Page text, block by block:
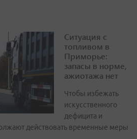
Ситуация с
топливом в
Приморье:
запасы в норме,
ажиотажа нет
Чтобы избежать
искусственного
дефицита и
действовать временные меры